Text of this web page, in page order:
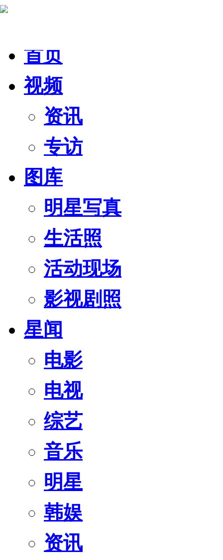
首页
视频
资讯
专访
图库
明星写真
生活照
活动现场
影视剧照
星闻
电影
电视
综艺
音乐
明星
韩娱
资讯